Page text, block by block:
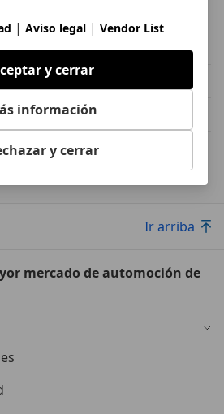
Nissan 350Z Ocasión
Nissan 200 SX Ocasión
Ir arriba
mercado de automoción de
| Aviso legal | Vendor List
y cerrar
información
y cerrar